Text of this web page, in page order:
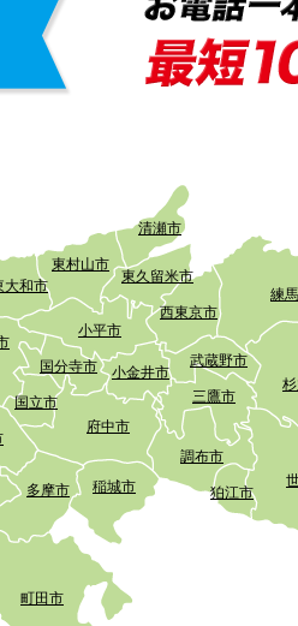
練
狛江市
調布市
三鷹市
武蔵野市
西東京市
清瀬市
東久留米市
小金井市
東村山市
小平市
国分寺市
国立市
府中市
稲城市
多摩市
町田市
大和市